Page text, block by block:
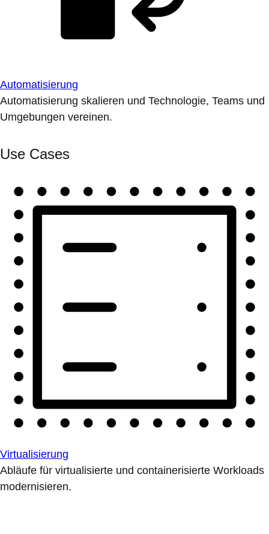
Automatisierung
Automatisierung skalieren und Technologie, Teams und
Umgebungen vereinen.
Use Cases
Virtualisierung
Abläufe für virtualisierte und containerisierte Workloads
modernisieren.